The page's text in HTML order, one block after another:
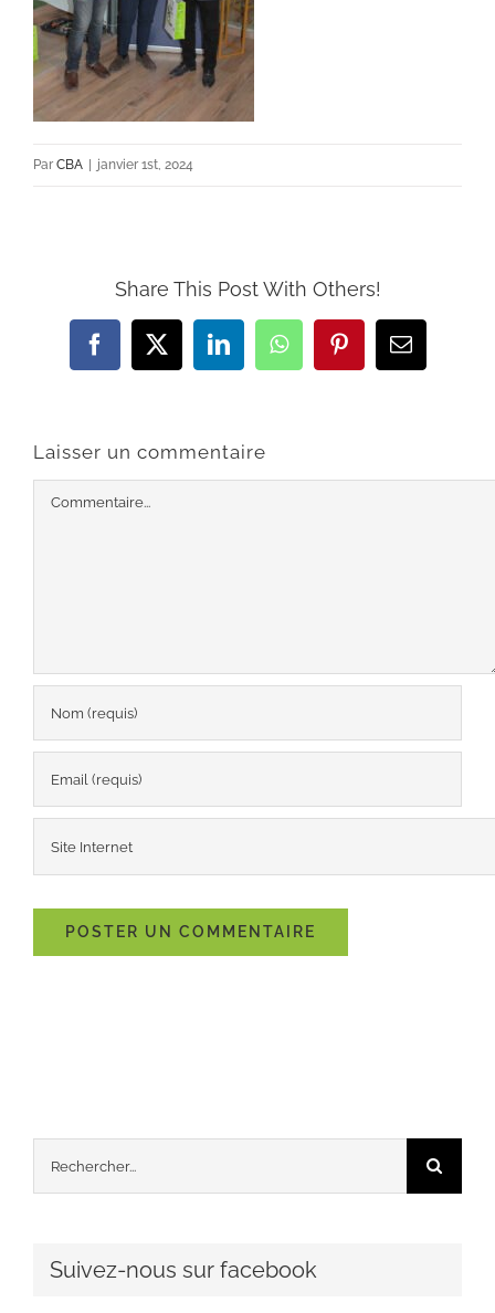
Par CBA | janvier 1st, 2024
Share This Post With Others!
Facebook
X LinkedInWhatsAppPinterestEmail
Laisser un commentaire
Commentaire
Rechercher:
Suivez-nous sur facebook